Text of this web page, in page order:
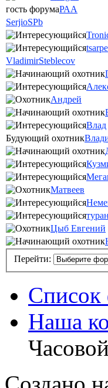
гость форумаРАА
SerjioSPb
VladimirSteblecov
Андрей
Влад
Будующий охотник
Матвеев
Цыб Евгений
Перейти:
Список
Наша